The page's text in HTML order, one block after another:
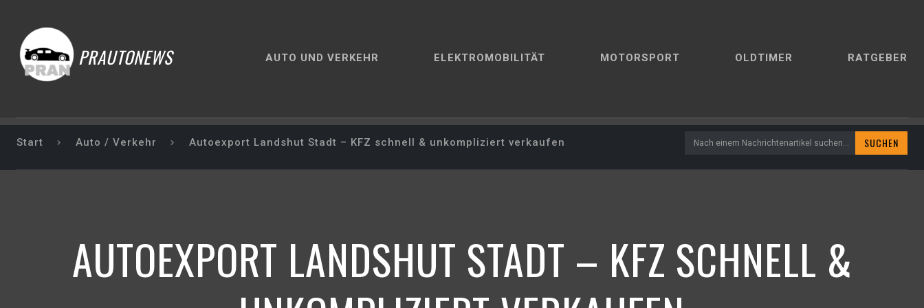
PRAUTONEWS AUTO UND VERKEHR ELEKTROMOBILITÄT MOTORSPORT OLDTIMER RATGEBER
Start Auto / Verkehr Autoexport Landshut Stadt – KFZ schnell & unkompliziert verkaufen Nach einem Nachrichtenartikel suchen... SUCHEN
AUTOEXPORT LANDSHUT STADT – KFZ SCHNELL &